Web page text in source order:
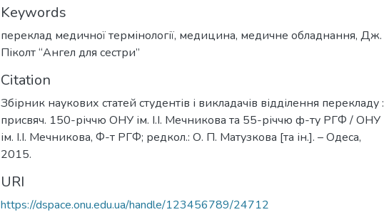
Keywords
переклад медичної термінології, медицина, медичне обладнання, Дж.
Піколт “Ангел для сестри”
Citation
Збірник наукових статей студентів і викладачів відділення перекладу :
присвяч. 150-річчю ОНУ ім. І.І. Мечникова та 55-річчю ф-ту РГФ / ОНУ
ім. І.І. Мечникова, Ф-т РГФ; редкол.: О. П. Матузкова [та ін.]. – Одеса,
2015.
URI
https://dspace.onu.edu.ua/handle/123456789/24712